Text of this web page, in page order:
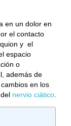
en un dolor en
el contacto
y el
espacio
o
, además de
en los
nervio ciático.